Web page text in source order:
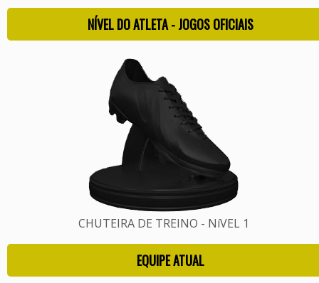
NÍVEL DO ATLETA - JOGOS OFICIAIS
CHUTEIRA DE TREINO - NíVEL 1
EQUIPE ATUAL